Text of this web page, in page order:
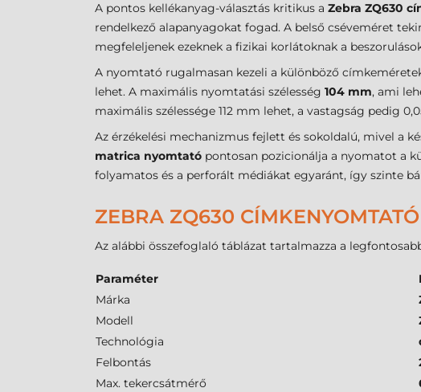
A pontos kellékanyag-választás kritikus a Zebra ZQ630
rendelkező alapanyagokat fogad. A belső cséveméret
megfeleljenek ezeknek a fizikai korlátoknak a
A nyomtató rugalmasan kezeli a különböző
lehet. A maximális nyomtatási szélesség 104 mm, ami
maximális szélessége 112 mm lehet, a vastagság pedig
Az érzékelési mechanizmus fejlett és sokoldalú, mivel a
matrica nyomtató pontosan pozicionálja a nyomatot a
folyamatos és a perforált médiákat egyaránt, így szinte
ZEBRA ZQ630
Az alábbi összefoglaló táblázat tartalmazza a
Paraméter
Márka
Modell
Technológia
Felbontás
Max. tekercsátmérő